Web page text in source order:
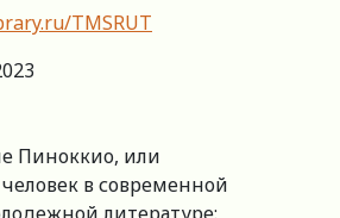
TMSRUT
Пиноккио, или
в современной